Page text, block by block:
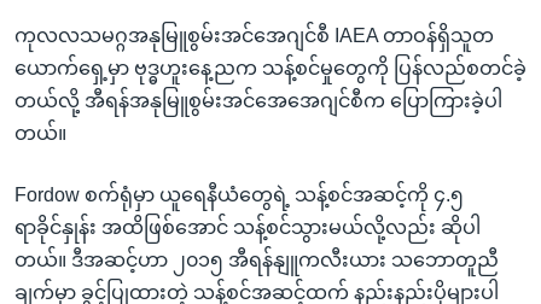
ကုလလသမဂ္ဂအနုမြူစွမ်းအင်အေဂျင်စီ IAEA တာဝန်ရှိသူတ
ယောက်ရှေ့မှာ ဗုဒ္ဓဟူးနေ့ညက သန့်စင်မှုတွေကို ပြန်လည်စတင်ခဲ့
တယ်လို့ အီရန်အနုမြူစွမ်းအင်အေအေဂျင်စီက ပြောကြားခဲ့ပါ
တယ်။
Fordow စက်ရုံမှာ ယူရေနီယံတွေရဲ့ သန့်စင်အဆင့်ကို ၄.၅
ရာခိုင်နှုန်း အထိဖြစ်အောင် သန့်စင်သွားမယ်လို့လည်း ဆိုပါ
တယ်။ ဒီအဆင့်ဟာ ၂၀၁၅ အီရန်နျူကလီးယား သဘောတူညီ
ချက်မှာ ခွင့်ပြုထားတဲ့ သန့်စင်အဆင့်ထက် နည်းနည်းပိုများပါ